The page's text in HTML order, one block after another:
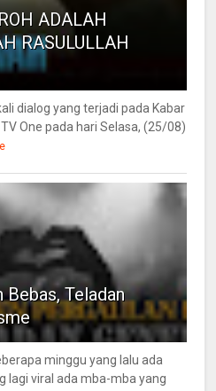
ADALAH
RASULULLAH
dialog yang terjadi pada Kabar
One pada hari Selasa, (25/08)
Bebas, Teladan
minggu yang lalu ada
lagi viral ada mba-mba yang